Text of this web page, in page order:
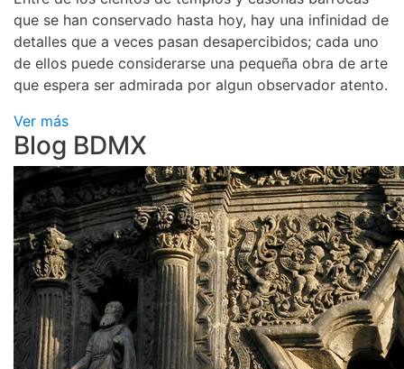
que se han conservado hasta hoy, hay una infinidad de
detalles que a veces pasan desapercibidos; cada uno
de ellos puede considerarse una pequeña obra de arte
que espera ser admirada por algun observador atento.
Ver más
Blog BDMX